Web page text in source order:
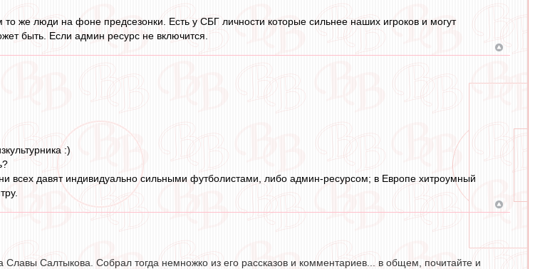
то же люди на фоне предсезонки. Есть у СБГ личности которые сильнее наших игроков и могут
быть. Если админ ресурс не включится.
:)
всех давят индивидуально сильными футболистами, либо админ-ресурсом; в Европе хитроумный
Славы Салтыкова. Собрал тогда немножко из его рассказов и комментариев... в общем, почитайте и